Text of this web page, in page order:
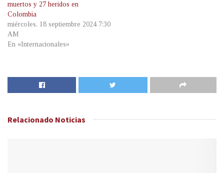
muertos y 27 heridos en
Colombia
miércoles, 18 septiembre 2024 7:30
AM
En «Internacionales»
Relacionado Noticias